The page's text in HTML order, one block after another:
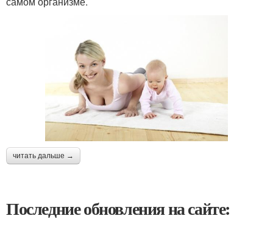
читать дальше →
Последние обновления на сайте: